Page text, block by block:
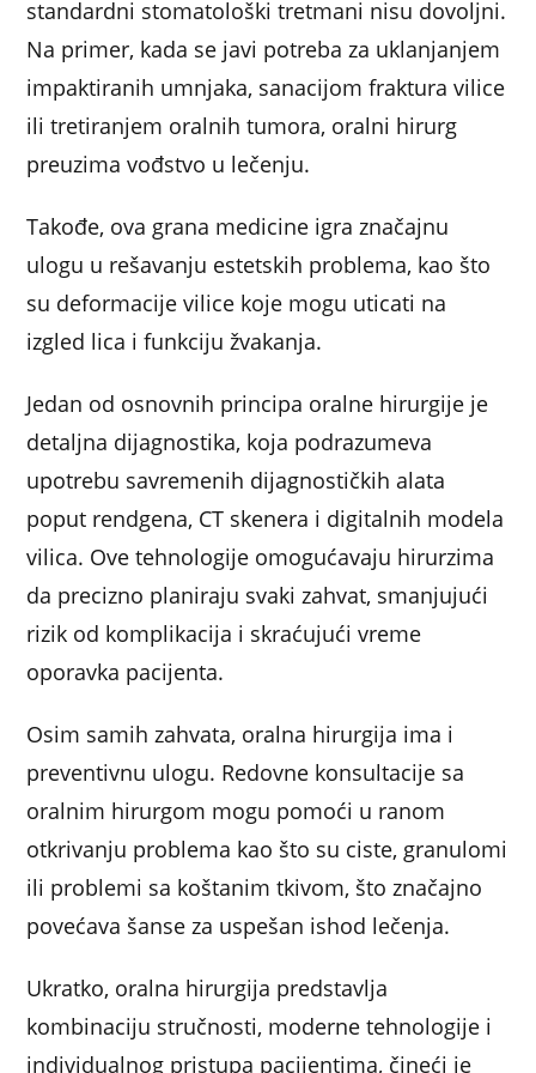
standardni stomatološki tretmani nisu dovoljni.
Na primer, kada se javi potreba za uklanjanjem
impaktiranih umnjaka, sanacijom fraktura vilice
ili tretiranjem oralnih tumora, oralni hirurg
preuzima vođstvo u lečenju.
Takođe, ova grana medicine igra značajnu
ulogu u rešavanju estetskih problema, kao što
su deformacije vilice koje mogu uticati na
izgled lica i funkciju žvakanja.
Jedan od osnovnih principa oralne hirurgije je
detaljna dijagnostika, koja podrazumeva
upotrebu savremenih dijagnostičkih alata
poput rendgena, CT skenera i digitalnih modela
vilica. Ove tehnologije omogućavaju hirurzima
da precizno planiraju svaki zahvat, smanjujući
rizik od komplikacija i skraćujući vreme
oporavka pacijenta.
Osim samih zahvata, oralna hirurgija ima i
preventivnu ulogu. Redovne konsultacije sa
oralnim hirurgom mogu pomoći u ranom
otkrivanju problema kao što su ciste, granulomi
ili problemi sa koštanim tkivom, što značajno
povećava šanse za uspešan ishod lečenja.
Ukratko, oralna hirurgija predstavlja
kombinaciju stručnosti, moderne tehnologije i
individualnog pristupa pacijentima, čineći je